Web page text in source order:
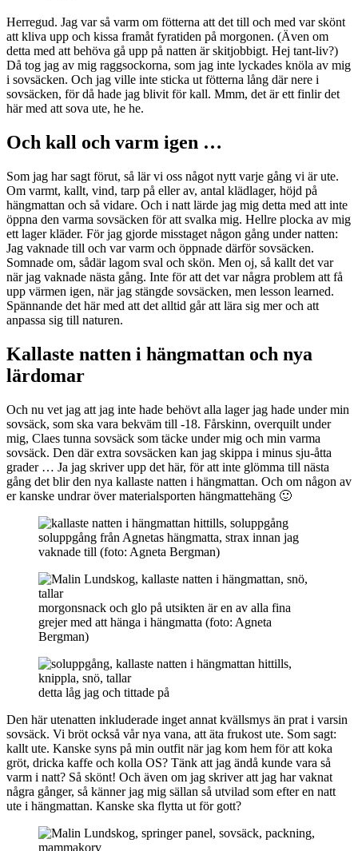
Herregud. Jag var så varm om fötterna att det till och med var skönt
att kliva upp och kissa framåt fyratiden på morgonen. (Även om
detta med att behöva gå upp på natten är skitjobbigt. Hej tant-liv?)
Då tog jag av mig raggsockorna, som jag inte lyckades knöla av mig
i sovsäcken. Och jag ville inte sticka ut fötterna lång där nere i
sovsäcken, för då hade jag blivit för kall. Mmm, det är ett finlir det
här med att sova ute, he he.
Och kall och varm igen …
Som jag har sagt förut, så lär vi oss något nytt varje gång vi är ute.
Om varmt, kallt, vind, tarp på eller av, antal klädlager, höjd på
hängmattan och så vidare. Och i natt lärde jag mig detta med att inte
öppna den varma sovsäcken för att svalka mig. Hellre plocka av mig
ett lager kläder. För jag gjorde misstaget någon gång under natten:
Jag vaknade till och var varm och öppnade därför sovsäcken.
Somnade om, sådär lagom sval och skön. Men oj, så kallt det var
när jag vaknade nästa gång. Inte för att det var några problem att få
upp värmen igen, när jag stängde sovsäcken, men lesson learned.
Spännande det här med att det alltid går att lära sig mer och att
anpassa sig till naturen.
Kallaste natten i hängmattan och nya
lärdomar
Och nu vet jag att jag inte hade behövt alla lager jag hade under min
sovsäck, som ska vara bekväm till -18. Fårskinn, overquilt under
mig, Claes tunna sovsäck som täcke under mig och min varma
sovsäck. Den där extra sovsäcken kan jag skippa i minus sju-åtta
grader … Ja jag skriver upp det här, för att inte glömma till nästa
gång det blir den nya kallaste natten i hängmattan. Och om någon av
er kanske undrar över materialsporten hängmattehäng 🙂
soluppgång från Agnetas hängmatta, strax innan jag
vaknade till (foto: Agneta Bergman)
morgonsnack och glo på utsikten är en av alla fina
grejer med att hänga i hängmatta (foto: Agneta
Bergman)
detta låg jag och tittade på
Den här utenatten inkluderade inget annat kvällsmys än prat i varsin
sovsäck. Vi bröt också vår nya vana, att äta frukost ute. Som sagt:
kallt ute. Kanske syns på min outfit när jag kom hem för att koka
gröt, dricka kaffe och kolla OS? Tänk att jag ändå kunde vara så
varm i natt? Så skönt! Och även om jag skriver att jag har vaknat
några gånger, så känner jag mig sällan så utvilad som efter en natt
ute i hängmattan. Kanske ska flytta ut för gott?